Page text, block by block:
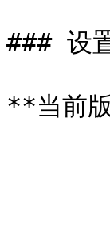
### 设